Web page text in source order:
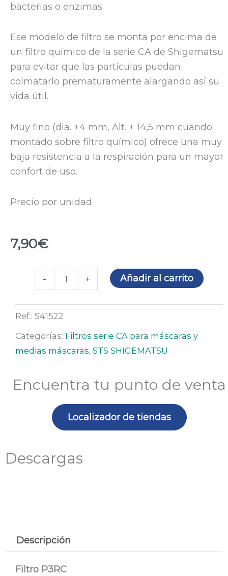
bacterias o enzimas.
Ese modelo de filtro se monta por encima de
un filtro químico de la serie CA de Shigematsu
para evitar que las partículas puedan
colmatarlo prematuramente alargando así su
vida útil.
Muy fino (dia. +4 mm, Alt. + 14,5 mm cuando
montado sobre filtro químico) ofrece una muy
baja resistencia a la respiración para un mayor
confort de uso.
Precio por unidad
7,90€
-
P3RC
cantidad
+ Añadir al carrito
Ref.: S41522
Categorías: Filtros serie CA para máscaras y
medias máscaras, STS SHIGEMATSU
Encuentra tu punto de venta
Localizador de tiendas
Descargas
Descripción
Filtro P3RC